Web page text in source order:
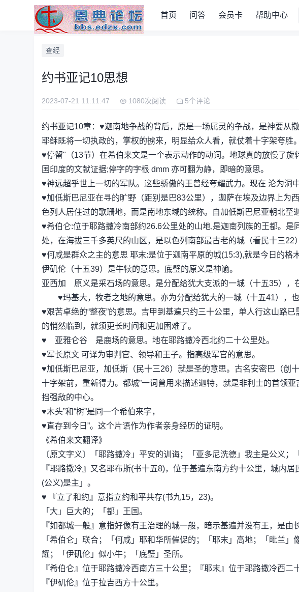
首页 问答 会员卡 帮助中心
查经
约书亚记10思想
2023-07-21 11:11:47 1080次阅读 5个评论
约书亚记10章：♥迦南地争战的背后，原是一场属灵的争战，是神要从
耶稣既将一切执政的，掌权的掳来，明显给众人看，就仗着十字架夸胜。
♥停留"（13节）在希伯来文是一个表示动作的动词。地球真的放慢了
国印度的文献证据;停字的字根 dmm 亦可翻为静，即暗的意思。
♥神远超乎世上一切的军队。这些骄傲的王曾经夸耀武力。现在 沦为洞
♥加低斯巴尼亚在寻的旷野（距别是巴83公里），迦萨在埃及边界上为
色列人居住过的歌珊地，而是南地东域的统称。自加低斯巴尼亚朝北至
♥希伯仑:位于耶路撒冷南部约26.6公里处的山地,是迦南列族的王都。
处，在海拔三千多英尺的山区，是以色列南部最古老的城（看民十三22
♥何咸是群众之主的意思 耶末:是位于迦南平原的城(15:3),就是今日的格
伊矶伦（十五39）是牛犊的意思。底璧的原义是神谕。
亚西加 原义是采石场的意思。是分配给犹大支派的一城（十五35），
♥玛基大，牧者之地的意思。亦为分配给犹大的一城（十五41），
♥艰苦卓绝的“整夜”的意思。吉甲到基遍只约三十公里，单人行这山路
的悄然临到，就须更长时间和更加困难了。
♥ 亚雅仑谷 是鹿场的意思。地在耶路撒冷西北约二十公里处。
♥军长原文 可译为审判官、领导和王子。指高级军官的意思。
♥加低斯巴尼亚，加低斯（民十三26）就是圣的意思。古名安密巴（创
十字架前，重新得力。都城”一词曾用来描述迦特，就是非利士的首领
挡强敌的中心。
♥木头”和“树”是同一个希伯来字，
♥直存到今日”。这个片语作为作者亲身经历的证明。
《希伯来文翻译》
〔原文字义〕「耶路撒冷」平安的训诲；「亚多尼洗德」我主是公义；
『耶路撒冷』又名耶布斯(书十五8)，位于基遍东南方约十公里，城内
(公义)是主」。
♥ 『立了和约』意指立约和平共存(书九15，23)。
「大」巨大的；「都」王国。
『如都城一般』意指好像有王治理的城一般，暗示基遍并没有王，是由
「希伯仑」联合；「何咸」耶和华所催促的；「耶末」高地；「毗兰
耀；「伊矶伦」似小牛；「底璧」圣所。
『希伯仑』位于耶路撒冷西南方三十公里；『耶末』位于耶路撒冷西二
『伊矶伦』位于拉吉西方十公里。